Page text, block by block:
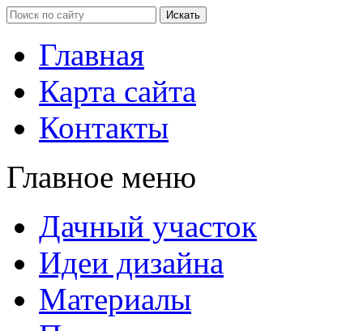
Главная
Карта сайта
Контакты
Главное меню
Дачный участок
Идеи дизайна
Материалы